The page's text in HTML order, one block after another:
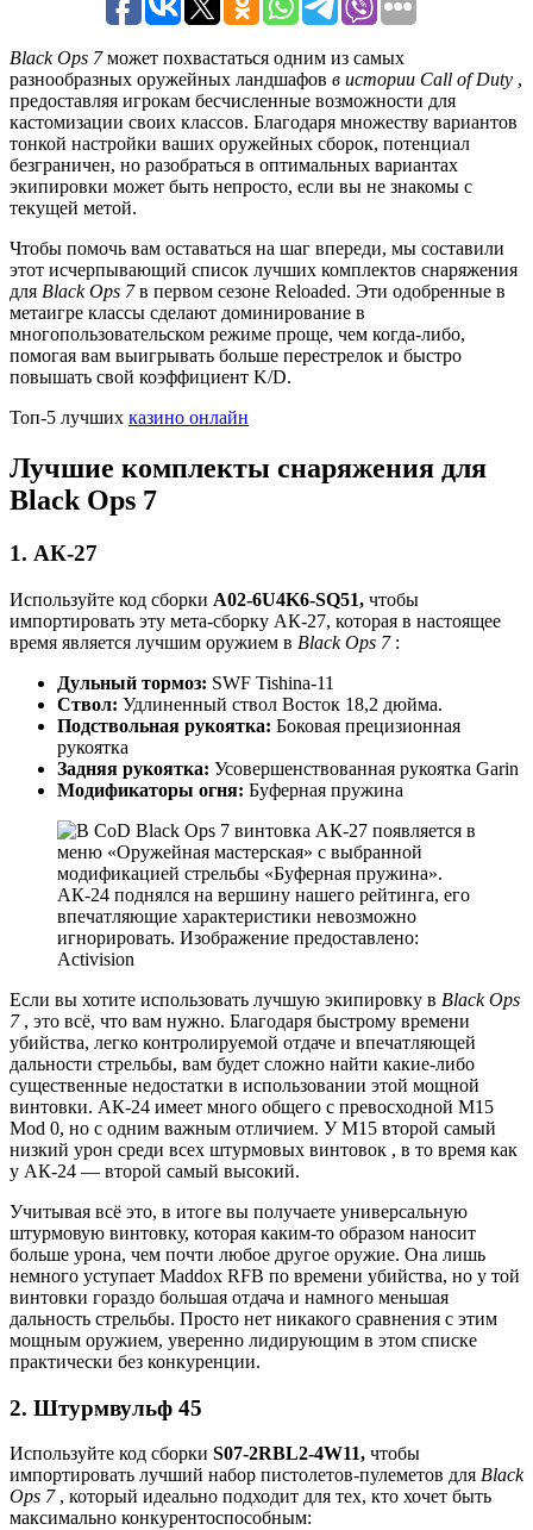
Black Ops 7может похвастаться одним из самых
разнообразных оружейных ландшафов в истории Call of Duty ,
предоставляя игрокам бесчисленные возможности для
кастомизации своих классов. Благодаря множеству вариантов
тонкой настройки ваших оружейных сборок, потенциал
безграничен, но разобраться в оптимальных вариантах
экипировки может быть непросто, если вы не знакомы с
текущей метой.
Чтобы помочь вам оставаться на шаг впереди, мы составили
этот исчерпывающий список лучших комплектов снаряжения
для Black Ops 7в первом сезоне Reloaded. Эти одобренные в
метаигре классы сделают доминирование в
многопользовательском режиме проще, чем когда-либо,
помогая вам выигрывать больше перестрелок и быстро
повышать свой коэффициент K/D.
Топ‑5 лучших казино онлайн
Лучшие комплекты снаряжения для
Black Ops 7
1. АК-27
Используйте код сборки A02-6U4K6-SQ51, чтобы
импортировать эту мета-сборку АК-27, которая в настоящее
время является лучшим оружием в Black Ops 7:
Дульный тормоз: SWF Tishina-11
Ствол: Удлиненный ствол Восток 18,2 дюйма.
Подствольная рукоятка: Боковая прецизионная
рукоятка
Задняя рукоятка: Усовершенствованная рукоятка Garin
Модификаторы огня: Буферная пружина
АК-24 поднялся на вершину нашего рейтинга, его
впечатляющие характеристики невозможно
игнорировать. Изображение предоставлено:
Activision
Если вы хотите использовать лучшую экипировку в Black Ops
7, это всё, что вам нужно. Благодаря быстрому времени
убийства, легко контролируемой отдаче и впечатляющей
дальности стрельбы, вам будет сложно найти какие-либо
существенные недостатки в использовании этой мощной
винтовки. АК-24 имеет много общего с превосходной M15
Mod 0, но с одним важным отличием. У M15 второй самый
низкий урон среди всех штурмовых винтовок , в то время как
у АК-24 — второй самый высокий.
Учитывая всё это, в итоге вы получаете универсальную
штурмовую винтовку, которая каким-то образом наносит
больше урона, чем почти любое другое оружие. Она лишь
немного уступает Maddox RFB по времени убийства, но у той
винтовки гораздо большая отдача и намного меньшая
дальность стрельбы. Просто нет никакого сравнения с этим
мощным оружием, уверенно лидирующим в этом списке
практически без конкуренции.
2. Штурмвульф 45
Используйте код сборки S07-2RBL2-4W11, чтобы
импортировать лучший набор пистолетов-пулеметов для Black
Ops 7, который идеально подходит для тех, кто хочет быть
максимально конкурентоспособным: